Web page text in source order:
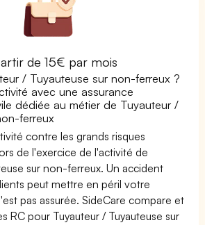
de 15€ par mois
/ Tuyauteuse sur non-ferreux ?
avec une assurance
dédiée au métier de Tuyauteur /
ferreux
contre les grands risques
de l'exercice de l'activité de
sur non-ferreux. Un accident
peut mettre en péril votre
pas assurée. SideCare compare et
RC pour Tuyauteur / Tuyauteuse sur